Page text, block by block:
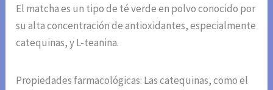
El matcha es un tipo de té verde en polvo conocido por
su alta concentración de antioxidantes, especialmente
catequinas, y L-teanina.
Propiedades farmacológicas: Las catequinas, como el